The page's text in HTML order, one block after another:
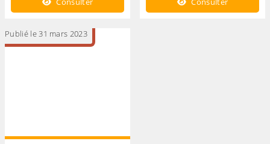
Publié le 31 mars 2023